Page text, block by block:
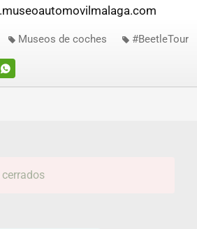
Museos de coches #BeetleTour